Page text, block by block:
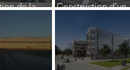
de la
Construction d’un
relation avec le
collège de Chirens